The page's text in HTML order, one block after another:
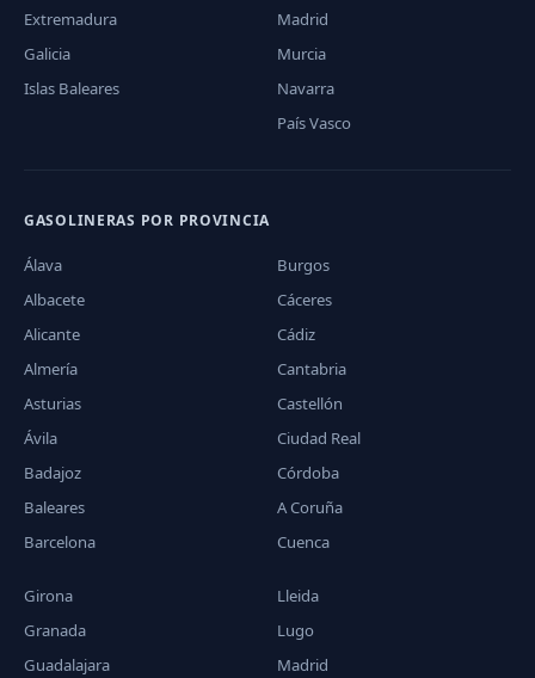
Extremadura
Galicia
Islas Baleares
Madrid
Murcia
Navarra
País Vasco
GASOLINERAS POR PROVINCIA
Álava
Albacete
Alicante
Almería
Asturias
Ávila
Badajoz
Baleares
Barcelona
Burgos
Cáceres
Cádiz
Cantabria
Castellón
Ciudad Real
Córdoba
A Coruña
Cuenca
Girona
Granada
Guadalajara
Lleida
Lugo
Madrid